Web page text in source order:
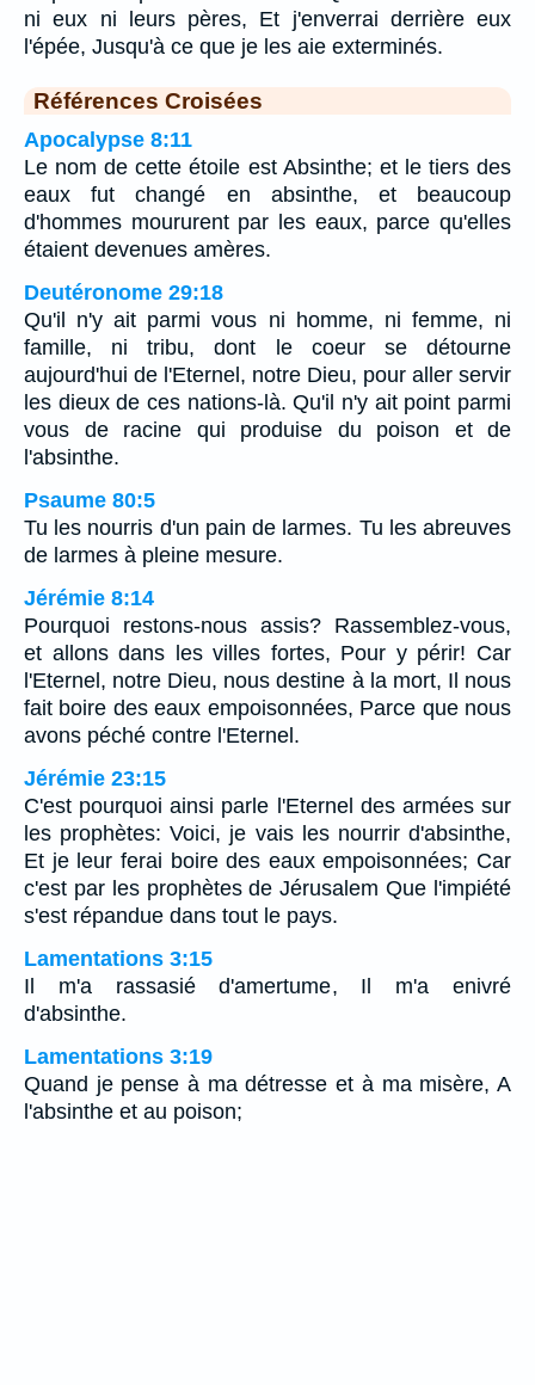
ni eux ni leurs pères, Et j'enverrai derrière eux
l'épée, Jusqu'à ce que je les aie exterminés.
Références Croisées
Apocalypse 8:11
Le nom de cette étoile est Absinthe; et le tiers des
eaux fut changé en absinthe, et beaucoup
d'hommes moururent par les eaux, parce qu'elles
étaient devenues amères.
Deutéronome 29:18
Qu'il n'y ait parmi vous ni homme, ni femme, ni
famille, ni tribu, dont le coeur se détourne
aujourd'hui de l'Eternel, notre Dieu, pour aller servir
les dieux de ces nations-là. Qu'il n'y ait point parmi
vous de racine qui produise du poison et de
l'absinthe.
Psaume 80:5
Tu les nourris d'un pain de larmes. Tu les abreuves
de larmes à pleine mesure.
Jérémie 8:14
Pourquoi restons-nous assis? Rassemblez-vous,
et allons dans les villes fortes, Pour y périr! Car
l'Eternel, notre Dieu, nous destine à la mort, Il nous
fait boire des eaux empoisonnées, Parce que nous
avons péché contre l'Eternel.
Jérémie 23:15
C'est pourquoi ainsi parle l'Eternel des armées sur
les prophètes: Voici, je vais les nourrir d'absinthe,
Et je leur ferai boire des eaux empoisonnées; Car
c'est par les prophètes de Jérusalem Que l'impiété
s'est répandue dans tout le pays.
Lamentations 3:15
Il m'a rassasié d'amertume, Il m'a enivré
d'absinthe.
Lamentations 3:19
Quand je pense à ma détresse et à ma misère, A
l'absinthe et au poison;